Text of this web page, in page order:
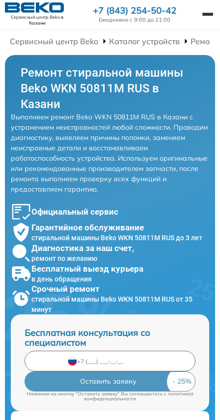
Сервисный центр Bekoв
Казани
+7 (843) 254-50-42
Ежедневно с 9:00 до 21:00
Сервисный центр Beko Каталог устройств
Ремонт стиральной машины
Beko WKN 50811M RUS в
Казани
Выполняем ремонт Beko WKN 50811M RUS в Казани с
устранением неисправностей любой сложности. Проводим
диагностику, выявляем причины поломки, заменяем
неисправные детали и восстанавливаем
работоспособность устройства. Используем оригинальные
или рекомендованные производителем запчасти, после
ремонта выполняем проверку всех функций и
предоставляем гарантию.
Официальный сервис
Гарантийное обслуживание
стиральной машины Beko WKN 50811M RUS до 3 лет
Диагностика за наш счет,
ремонт по желанию
Бесплатный выезд курьера
в день обращения
Срочный ремонт
стиральной машины Beko WKN 50811M RUS от 35
минут
Бесплатная консультация со
специалистом
Оставить заявку
Нажимая на кнопку "Оставить заявку" Вы соглашаетесь c политикой
конфиденциальности